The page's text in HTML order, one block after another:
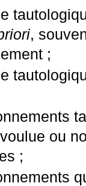
,
;
ou
;